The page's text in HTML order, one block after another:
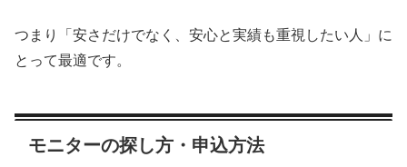
つまり「安さだけでなく、安心と実績も重視したい人」に
とって最適です。
モニターの探し方・申込方法